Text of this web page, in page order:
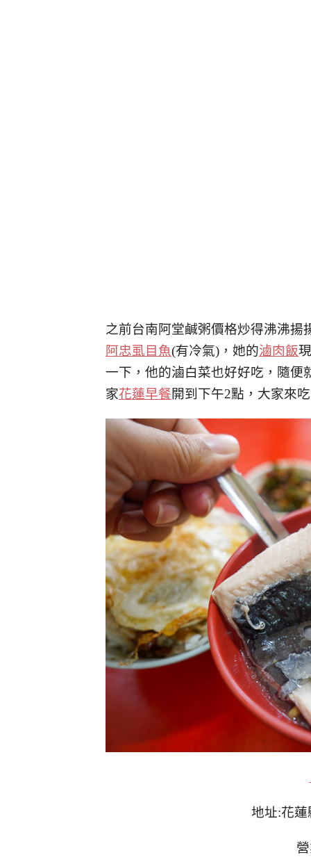
之前台南阿堂鹹粥價格炒得沸沸揚
阿忠虱目魚(有冷氣)，她的滷肉飯
一下，他的滷白菜也好好吃，隨便
家花蓮早餐開到下午2點，大家來
地址:花蓮